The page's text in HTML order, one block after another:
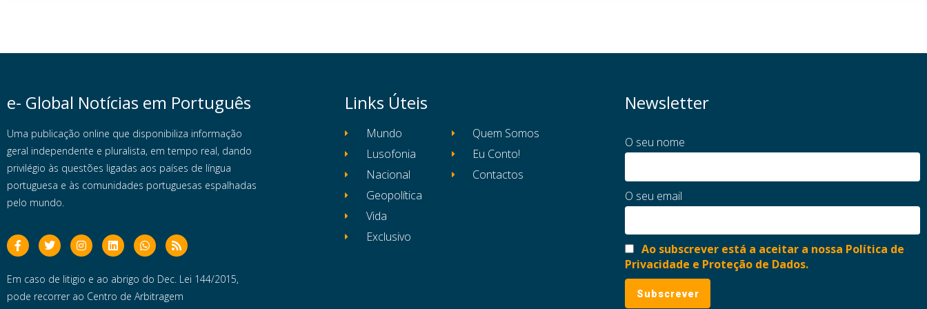
e- Global Notícias em Português
Uma publicação online que disponibiliza informação
geral independente e pluralista, em tempo real, dando
privilégio às questões ligadas aos países de língua
portuguesa e às comunidades portuguesas espalhadas
pelo mundo.
Em caso de litigio e ao abrigo do Dec. Lei 144/2015,
pode recorrer ao Centro de Arbitragem
Links Úteis
Mundo
Lusofonia
Nacional
Geopolítica
Vida
Exclusivo
Quem Somos
Eu Conto!
Contactos
Newsletter
O seu nome
O seu email
Ao subscrever está a aceitar a nossa Política de
Privacidade e Proteção de Dados.